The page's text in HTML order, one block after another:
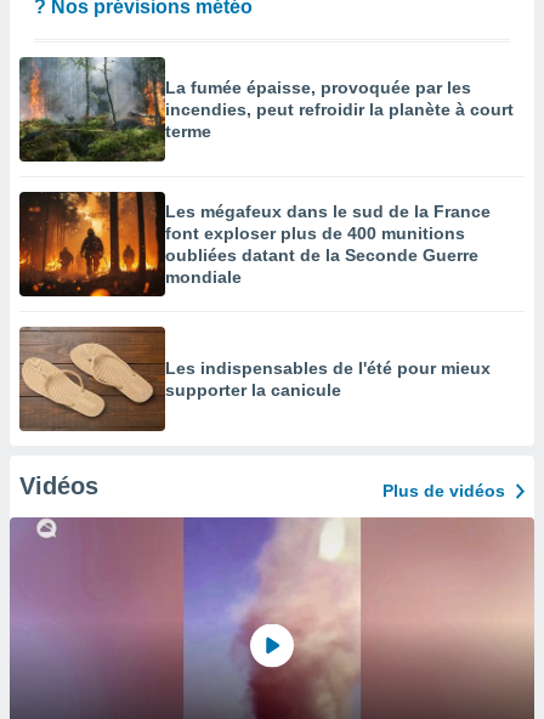
? Nos prévisions météo
La fumée épaisse, provoquée par les
incendies, peut refroidir la planète à court
terme
Les mégafeux dans le sud de la France
font exploser plus de 400 munitions
oubliées datant de la Seconde Guerre
mondiale
Les indispensables de l'été pour mieux
supporter la canicule
Vidéos Plus de vidéos